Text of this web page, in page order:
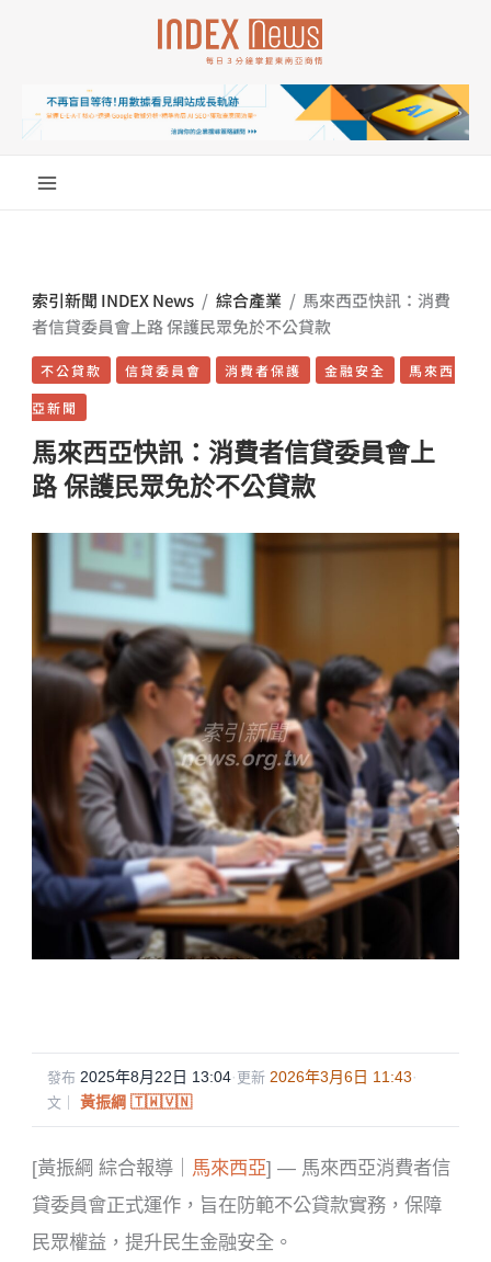
索引新聞 INDEX News / 綜合產業 / 馬來西亞快訊：消費
者信貸委員會上路 保護民眾免於不公貸款
不公貸款 信貸委員會 消費者保護 金融安全
馬來西
亞新聞
馬來西亞快訊：消費者信貸委員會上
路 保護民眾免於不公貸款
發布 2025年8月22日 13:04· 更新 2026年3月6日 11:43·
文｜ 黃振綱 🇹🇼🇻🇳
[黃振綱 綜合報導｜ 馬來西亞] — 馬來西亞消費者信
貸委員會正式運作，旨在防範不公貸款實務，保障
民眾權益，提升民生金融安全。